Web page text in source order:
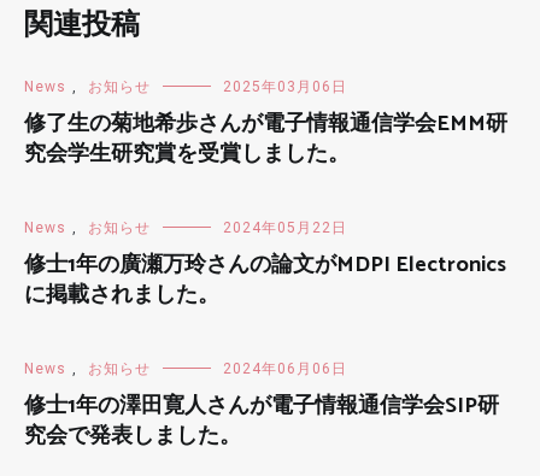
関連投稿
News お知らせ 2025年03月06日
修了生の菊地希歩さんが電子情報通信学会EMM研
究会学生研究賞を受賞しました。
News お知らせ 2024年05月22日
修士1年の廣瀬万玲さんの論文がMDPI Electronics
に掲載されました。
News お知らせ 2024年06月06日
修士1年の澤田寛人さんが電子情報通信学会SIP研
究会で発表しました。